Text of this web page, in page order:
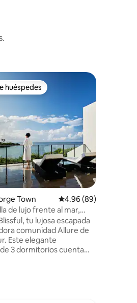
5, 178 reseñas
huéspedes
huéspedes
Town Calificación
4.96 (89)
de lujo frente al mar,
tu lujosa escapada
comunidad Allure de
Este elegante
3 dormitorios cuenta
modernas y cuenta
totalmente equipada,